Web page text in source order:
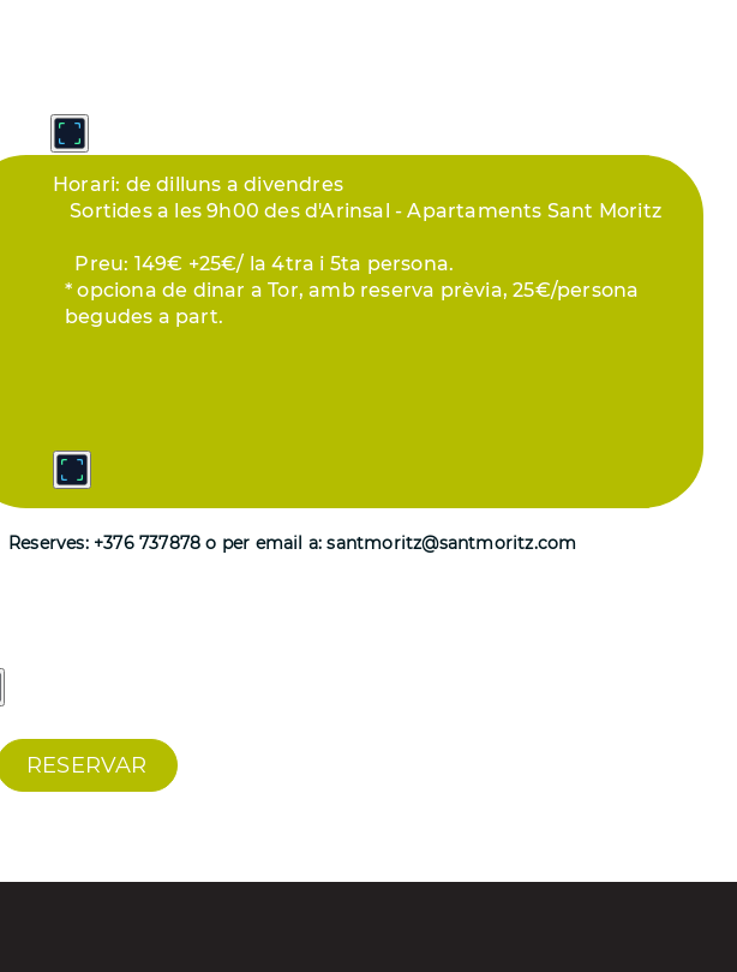
Horari: de dilluns a divendres
Sortides a les 9h00 des d'Arinsal - Apartaments Sant Moritz
Preu: 149€ +25€/ la 4tra i 5ta persona.
* opciona de dinar a Tor, amb reserva prèvia, 25€/persona
begudes a part.
Reserves: +376 737878 o per email a: santmoritz@santmoritz.com
RESERVAR